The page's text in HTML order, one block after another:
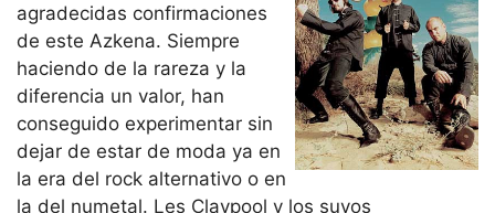
agradecidas confirmaciones
de este Azkena. Siempre
haciendo de la rareza y la
diferencia un valor, han
conseguido experimentar sin
dejar de estar de moda ya en
la era del rock alternativo o en
la del numetal. Les Claypool y los suyos